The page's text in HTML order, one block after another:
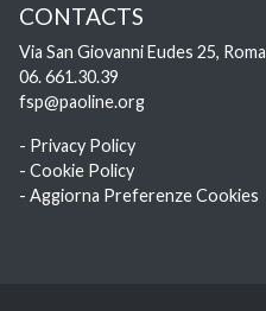
CONTACTS
Via San Giovanni Eudes 25, Roma
06. 661.30.39
fsp@paoline.org
- Privacy Policy
- Cookie Policy
- Aggiorna Preferenze Cookies